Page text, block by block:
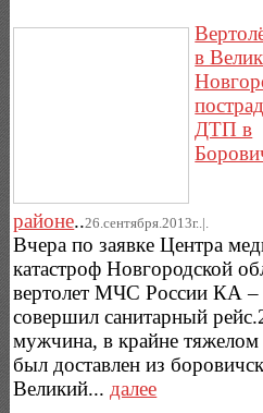
в
ДТП в
районе..26.сентября.2013г..|.
Вчера по заявке Центра
катастроф Новгородской
вертолет МЧС России КА –
совершил санитарный
мужчина, в крайне тяжелом
был доставлен из
Великий... далее